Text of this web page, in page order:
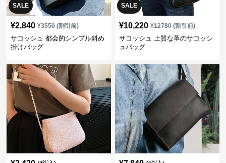
SALE
¥2,840 ¥3550(割引前)
サコッシュ 都会的シンプル斜め
掛けバッグ
SALE
¥10,220 ¥12780(割引前)
サコッシュ 上質な革のサコッシ
ュバッグ